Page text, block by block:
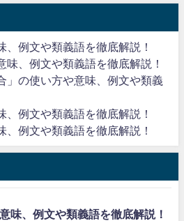
、例文や類義語を徹底解説！
味、例文や類義語を徹底解説！
」の使い方や意味、例文や類義
、例文や類義語を徹底解説！
、例文や類義語を徹底解説！
味、例文や類義語を徹底解説！